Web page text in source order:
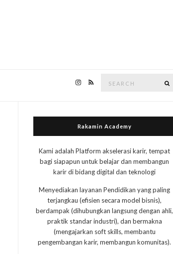
Rakamin Academy
Kami adalah Platform akselerasi karir, tempat
bagi siapapun untuk belajar dan membangun
karir di bidang digital dan teknologi
Menyediakan layanan Pendidikan yang paling
terjangkau (efisien secara model bisnis),
berdampak (dihubungkan langsung dengan ahli,
praktik standar industri), dan bermakna
(mengajarkan soft skills, membantu
pengembangan karir, membangun komunitas).